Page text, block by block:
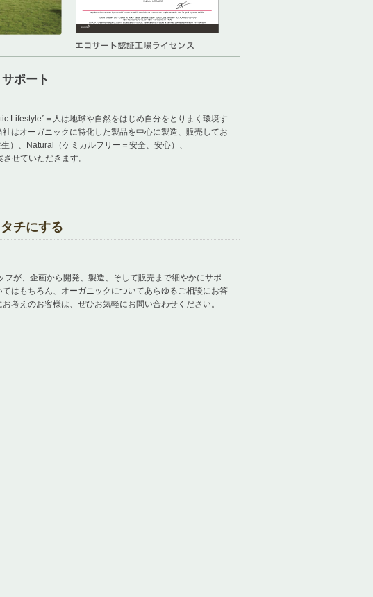
ポート
Lifestyle”＝人は地球や自然をはじめ自分をとりまく環境す
はオーガニックに特化した製品を中心に製造、販売してお
）、Natural（ケミカルフリー＝安全、安心）、
せていただきます。
チにする
が、企画から開発、製造、そして販売まで細やかにサポ
はもちろん、オーガニックについてあらゆるご相談にお答
考えのお客様は、ぜひお気軽にお問い合わせください。